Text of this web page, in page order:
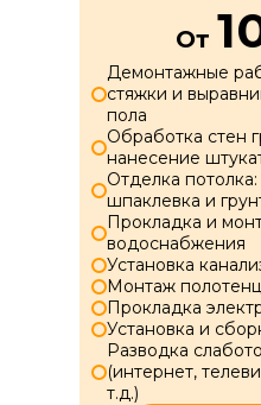
От
Демонтажные
стяжки и
пола
Обработка стен
нанесение
Отделка
шпаклевка и
Прокладка и
водоснабжения
Установка
Монтаж
Прокладка
Установка и
Разводка
(интернет,
т.д.)